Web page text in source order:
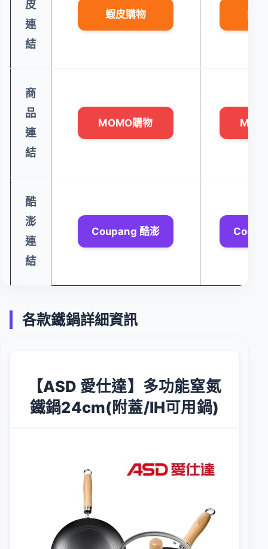
皮
連
結
蝦皮購物 蝦
商
品
連
結
MOMO購物
酷
澎
連
結
Coupang 酷澎
各款鐵鍋詳細資訊
【ASD 愛仕達】多功能窒氮
鐵鍋24cm(附蓋/IH可用鍋)